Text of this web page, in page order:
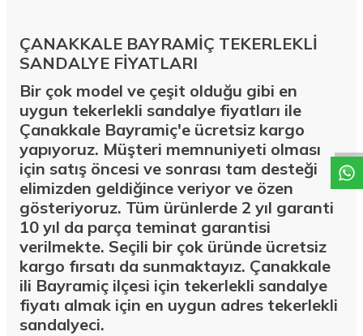
ÇANAKKALE BAYRAMİÇ TEKERLEKLİ
SANDALYE FİYATLARI
Bir çok model ve çeşit olduğu gibi en
uygun tekerlekli sandalye fiyatları ile
Çanakkale Bayramiç'e ücretsiz kargo
yapıyoruz. Müşteri memnuniyeti olması
için satış öncesi ve sonrası tam desteği
elimizden geldiğince veriyor ve özen
gösteriyoruz. Tüm ürünlerde 2 yıl garanti
10 yıl da parça teminat garantisi
verilmekte. Seçili bir çok üründe ücretsiz
kargo fırsatı da sunmaktayız. Çanakkale
ili Bayramiç ilçesi için tekerlekli sandalye
fiyatı almak için en uygun adres tekerlekli
sandalyeci.